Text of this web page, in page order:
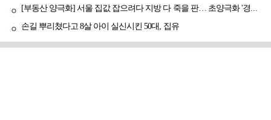
[부동산 양극화] 서울 집값 잡으려다 지방 다 죽을 판… 초양극화 '경고등'
손길 뿌리쳤다고 8살 아이 실신시킨 50대, 집유